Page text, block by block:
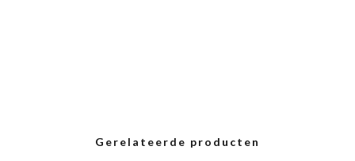
Gerelateerde producten